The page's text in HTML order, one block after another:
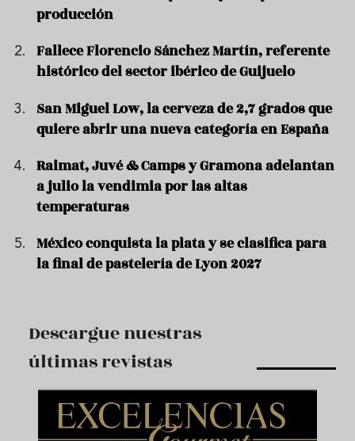
producción
Fallece Florencio Sánchez Martín, referente
histórico del sector ibérico de Guijuelo
San Miguel Low, la cerveza de 2,7 grados que
quiere abrir una nueva categoría en España
Raimat, Juvé & Camps y Gramona adelantan
a julio la vendimia por las altas
temperaturas
México conquista la plata y se clasifica para
la final de pastelería de Lyon 2027
Descargue nuestras
últimas revistas